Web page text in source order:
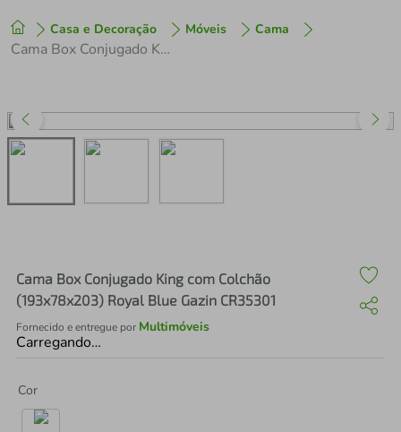
Casa e Decoração Móveis Cama
Cama Box Conjugado King com Colchão (193x78x203) Royal Blue Gazin CR35301
Cama Box Conjugado King com Colchão
(193x78x203) Royal Blue Gazin CR35301
Fornecido e entregue por Multimóveis
Carregando…
Cor
1 º tenis
perfume